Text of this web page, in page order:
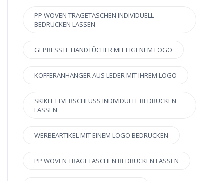
PP WOVEN TRAGETASCHEN INDIVIDUELL
BEDRUCKEN LASSEN
GEPRESSTE HANDTÜCHER MIT EIGENEM LOGO
KOFFERANHÄNGER AUS LEDER MIT IHREM LOGO
SKIKLETTVERSCHLUSS INDIVIDUELL BEDRUCKEN
LASSEN
WERBEARTIKEL MIT EINEM LOGO BEDRUCKEN
PP WOVEN TRAGETASCHEN BEDRUCKEN LASSEN